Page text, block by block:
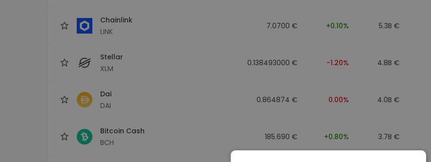
Chainlink
LINK
7.0700 € +0.10% 5.3B €
Stellar
XLM
0.138493000 € -1.20% 4.8B €
Dai
DAI
0.864874 € 0.00% 4.0B €
Bitcoin Cash
BCH
185.690 € +0.80% 3.7B €